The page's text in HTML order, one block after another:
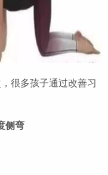
很多孩子通过改善习
侧弯